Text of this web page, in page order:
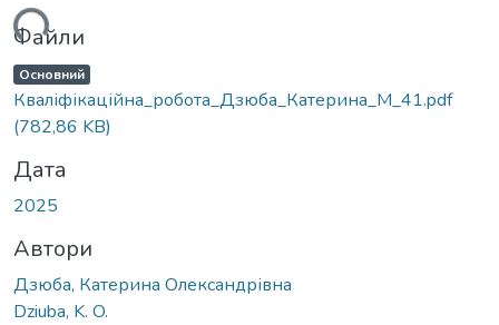
Файли
Основний
Кваліфікаційна_робота_Дзюба_Катерина_М_41.pdf
(782,86 KB)
Дата
2025
Автори
Дзюба, Катерина Олександрівна
Dziuba, K. O.